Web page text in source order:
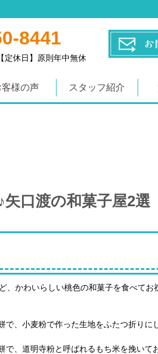
8441
定休日】原則年中無休
客様の声 スタッフ紹介
口渡の和菓子屋2選
かわいらしい桃色の和菓子を食べてお
で、小麦粉で作った生地をふたつ折りに
で、道明寺粉と呼ばれるもち米を挽いて